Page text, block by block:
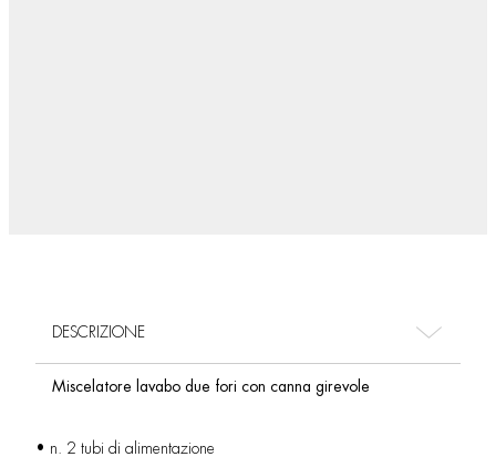
DESCRIZIONE
Miscelatore lavabo due fori con canna girevole
• n. 2 tubi di alimentazione